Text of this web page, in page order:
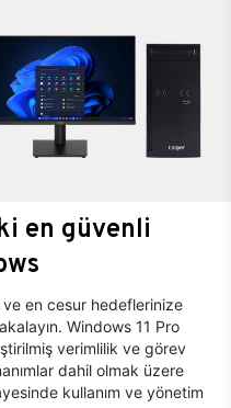
en güvenli
en cesur hedeflerinize
Windows 11 Pro
verimlilik ve görev
dahil olmak üzere
kullanım ve yönetim